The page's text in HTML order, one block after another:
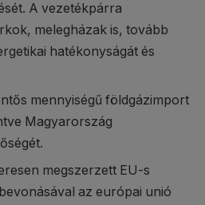
A vezetékpárra
melegházak is, tovább
hatékonyságát és
mennyiségű földgázimport
Magyarország
megszerzett EU-s
az európai unió